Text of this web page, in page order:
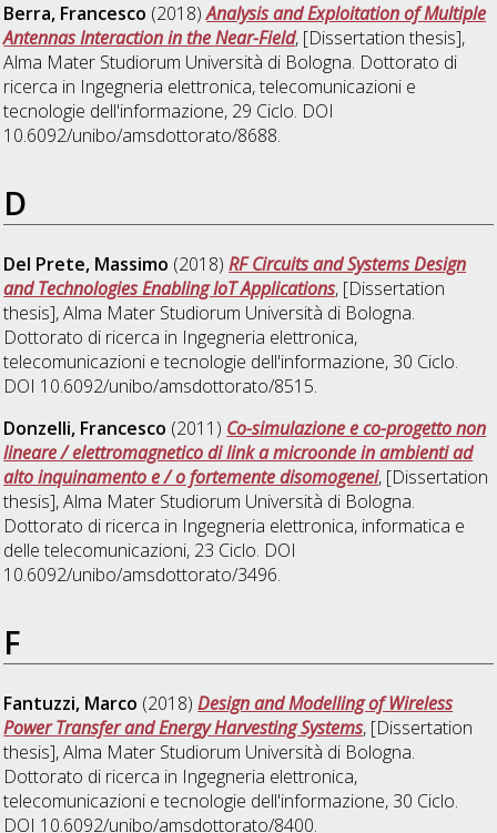
Berra, Francesco (2018)Analysis and Exploitation of Multiple
Antennas Interaction in the Near-Field, [Dissertation thesis],
Alma Mater Studiorum Università di Bologna. Dottorato di
ricerca in Ingegneria elettronica, telecomunicazioni e
tecnologie dell'informazione, 29 Ciclo. DOI
10.6092/unibo/amsdottorato/8688.
D
Del Prete, Massimo (2018)RF Circuits and Systems Design
and Technologies Enabling IoT Applications, [Dissertation
thesis], Alma Mater Studiorum Università di Bologna.
Dottorato di ricerca in Ingegneria elettronica,
telecomunicazioni e tecnologie dell'informazione, 30 Ciclo.
DOI 10.6092/unibo/amsdottorato/8515.
Donzelli, Francesco (2011) Co-simulazione e co-progetto non
lineare / elettromagnetico di link a microonde in ambienti ad
alto inquinamento e / o fortemente disomogenei, [Dissertation
thesis], Alma Mater Studiorum Università di Bologna.
Dottorato di ricerca in Ingegneria elettronica, informatica e
delle telecomunicazioni, 23 Ciclo. DOI
10.6092/unibo/amsdottorato/3496.
F
Fantuzzi, Marco (2018)Design and Modelling of Wireless
Power Transfer and Energy Harvesting Systems, [Dissertation
thesis], Alma Mater Studiorum Università di Bologna.
Dottorato di ricerca in Ingegneria elettronica,
telecomunicazioni e tecnologie dell'informazione, 30 Ciclo.
DOI 10.6092/unibo/amsdottorato/8400.